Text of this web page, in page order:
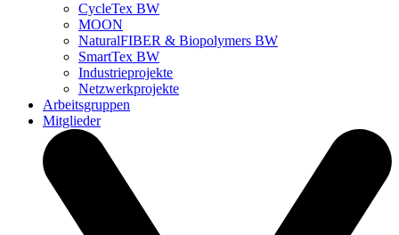
CycleTex BW
MOON
NaturalFIBER & Biopolymers BW
SmartTex BW
Industrieprojekte
Netzwerkprojekte
Arbeitsgruppen
Mitglieder